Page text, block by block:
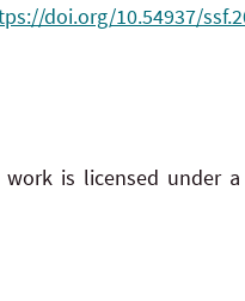
doi.org/10.54937/
is licensed under a